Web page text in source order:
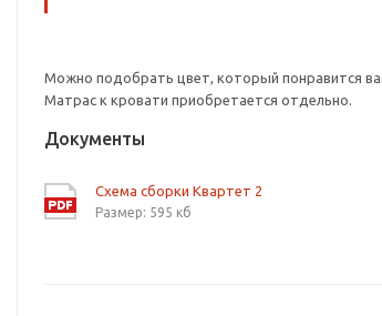
Можно подобрать цвет, который понравится
Матрас к кровати приобретается отдельно.
Документы
Схема сборки Квартет 2
Размер: 595 кб